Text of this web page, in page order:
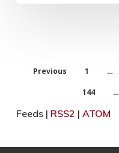
Previous 1 …
144 …
Feeds | RSS2 | ATOM